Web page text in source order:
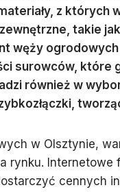
z których
takie
węży
surowców, które
również w
w Olsztynie,
rynku.
cennych